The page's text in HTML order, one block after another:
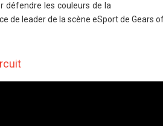
défendre les couleurs de la
de leader de la scène eSport de Gears of